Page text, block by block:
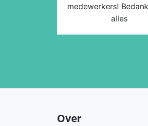
medewerkers!
alles
Over